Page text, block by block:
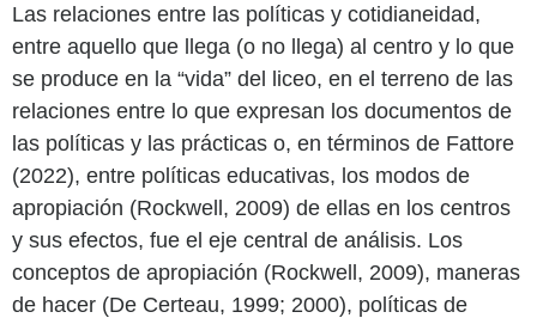
Las relaciones entre las políticas y cotidianeidad,
entre aquello que llega (o no llega) al centro y lo que
se produce en la “vida” del liceo, en el terreno de las
relaciones entre lo que expresan los documentos de
las políticas y las prácticas o, en términos de Fattore
(2022), entre políticas educativas, los modos de
apropiación (Rockwell, 2009) de ellas en los centros
y sus efectos, fue el eje central de análisis. Los
conceptos de apropiación (Rockwell, 2009), maneras
de hacer (De Certeau, 1999; 2000), políticas de